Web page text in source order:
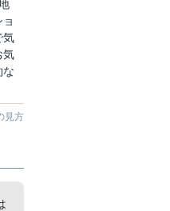
気
気
な
見方